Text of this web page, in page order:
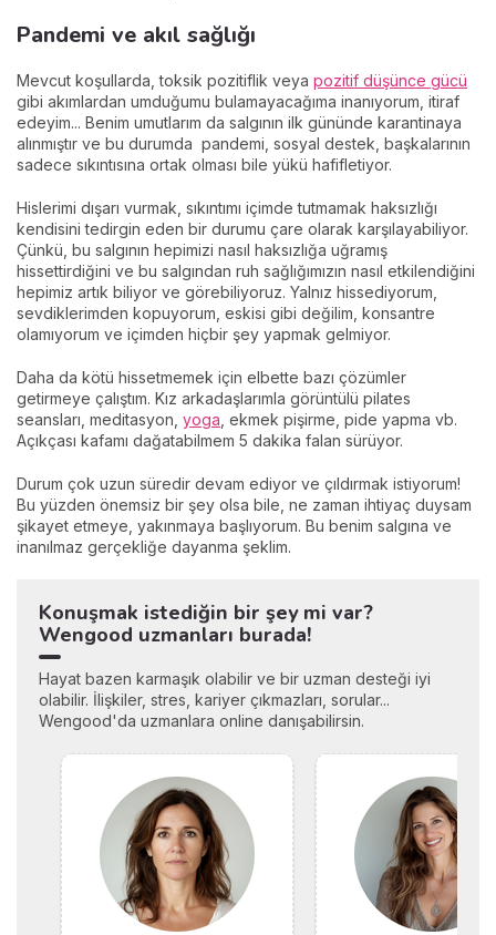
Pandemi ve akıl sağlığı
Mevcut koşullarda, toksik pozitiflik veya pozitif düşünce gücü
gibi akımlardan umduğumu bulamayacağıma inanıyorum, itiraf
edeyim... Benim umutlarım da salgının ilk gününde karantinaya
alınmıştır ve bu durumda pandemi, sosyal destek, başkalarının
sadece sıkıntısına ortak olması bile yükü hafifletiyor.
Hislerimi dışarı vurmak, sıkıntımı içimde tutmamak haksızlığı
kendisini tedirgin eden bir durumu çare olarak karşılayabiliyor.
Çünkü, bu salgının hepimizi nasıl haksızlığa uğramış
hissettirdiğini ve bu salgından ruh sağlığımızın nasıl etkilendiğini
hepimiz artık biliyor ve görebiliyoruz. Yalnız hissediyorum,
sevdiklerimden kopuyorum, eskisi gibi değilim, konsantre
olamıyorum ve içimden hiçbir şey yapmak gelmiyor.
Daha da kötü hissetmemek için elbette bazı çözümler
getirmeye çalıştım. Kız arkadaşlarımla görüntülü pilates
seansları, meditasyon, yoga , ekmek pişirme, pide yapma vb.
Açıkçası kafamı dağatabilmem 5 dakika falan sürüyor.
Durum çok uzun süredir devam ediyor ve çıldırmak istiyorum!
Bu yüzden önemsiz bir şey olsa bile, ne zaman ihtiyaç duysam
şikayet etmeye, yakınmaya başlıyorum. Bu benim salgına ve
inanılmaz gerçekliğe dayanma şeklim.
Konuşmak istediğin bir şey mi var?
Wengood uzmanları burada!
Hayat bazen karmaşık olabilir ve bir uzman desteği iyi
olabilir. İlişkiler, stres, kariyer çıkmazları, sorular...
Wengood'da uzmanlara online danışabilirsin.